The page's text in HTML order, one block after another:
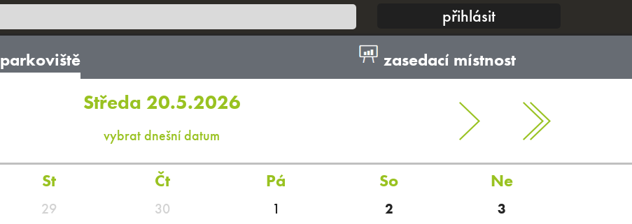
parkoviště
zasedací místnost
Středa 20.5.2026
vybrat dnešní datum
St Čt Pá So Ne
29 30 1 2
3